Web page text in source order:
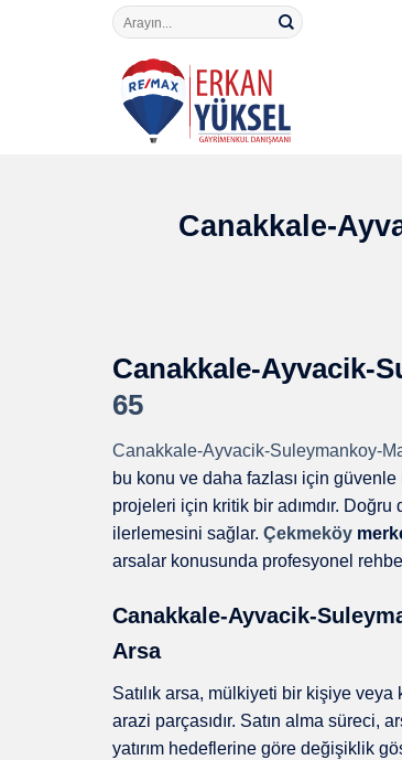
Search
for:
Canakkale-
Canakkale-Ayvacik-
65
Canakkale-Ayvacik-Suleymankoy-
bu konu ve daha fazlası için
projeleri için kritik bir adımdır.
ilerlemesini sağlar. Çekmeköy
arsalar konusunda profesyonel
Canakkale-Ayvacik-
Arsa
Satılık arsa, mülkiyeti bir kişiye
arazi parçasıdır. Satın alma süreci,
yatırım hedeflerine göre değişiklik